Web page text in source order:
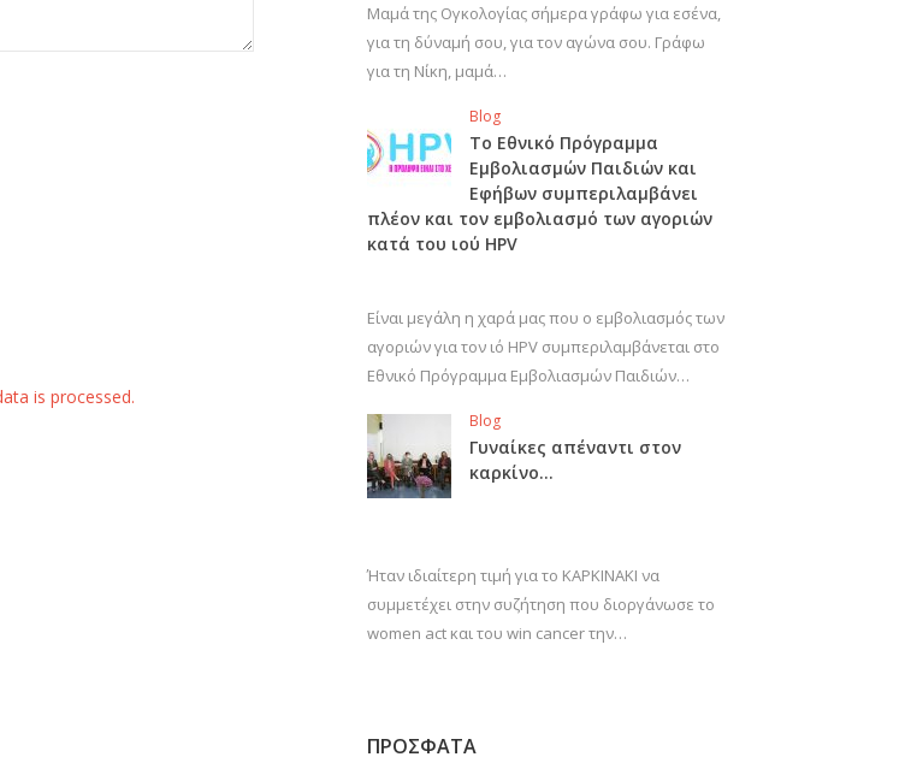
is processed.
Μαμά της Ογκολογίας σήμερα γράφω για εσένα,
για τη δύναμή σου, για τον αγώνα σου. Γράφω
για τη Νίκη, μαμά…
Blog
Το Εθνικό Πρόγραμμα
Εμβολιασμών Παιδιών και
Εφήβων συμπεριλαμβάνει
πλέον και τον εμβολιασμό των αγοριών
κατά του ιού HPV
Είναι μεγάλη η χαρά μας που ο εμβολιασμός των
αγοριών για τον ιό HPV συμπεριλαμβάνεται στο
Εθνικό Πρόγραμμα Εμβολιασμών Παιδιών…
Blog
Γυναίκες απέναντι στον
καρκίνο…
Ήταν ιδιαίτερη τιμή για το ΚΑΡΚΙΝΑΚΙ να
συμμετέχει στην συζήτηση που διοργάνωσε το
women act και του win cancer την…
ΠΡΟΣΦΑΤΑ